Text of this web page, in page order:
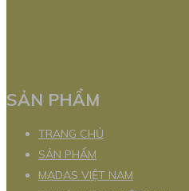
SẢN PHẨM
TRANG CHỦ
SẢN PHẨM
MADAS VIỆT NAM